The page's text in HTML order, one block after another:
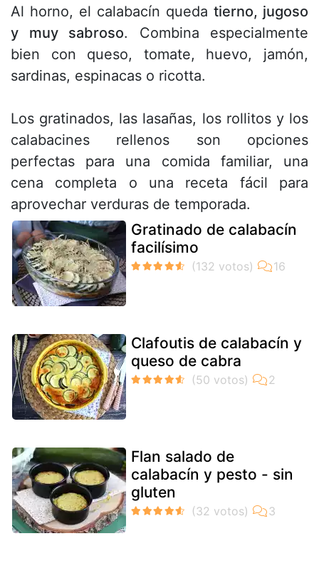
Al horno, el calabacín queda tierno, jugoso
y muy sabroso. Combina especialmente
bien con queso, tomate, huevo, jamón,
sardinas, espinacas o ricotta.
Los gratinados, las lasañas, los rollitos y los
calabacines rellenos son opciones
perfectas para una comida familiar, una
cena completa o una receta fácil para
aprovechar verduras de temporada.
Gratinado de calabacín
facilísimo
Clafoutis de calabacín y
queso de cabra
Flan salado de
calabacín y pesto - sin
gluten